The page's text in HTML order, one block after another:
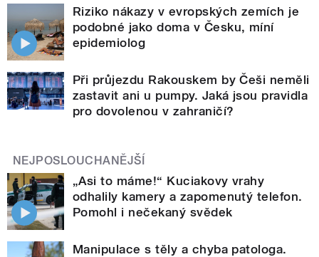
Riziko nákazy v evropských zemích je
podobné jako doma v Česku, míní
epidemiolog
Při průjezdu Rakouskem by Češi neměli
zastavit ani u pumpy. Jaká jsou pravidla
pro dovolenou v zahraničí?
NEJPOSLOUCHANĚJŠÍ
„Asi to máme!“ Kuciakovy vrahy
odhalily kamery a zapomenutý telefon.
Pomohl i nečekaný svědek
Manipulace s těly a chyba patologa.